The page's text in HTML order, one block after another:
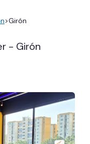
>Girón
- Girón